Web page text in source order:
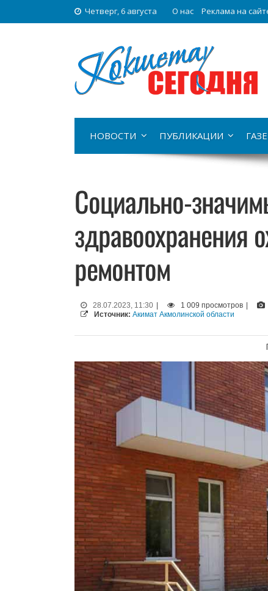
Четверг, 6 августа О нас Реклама на
НОВОСТИ ПУБЛИКАЦИИ
Социально-
здравоохранения
ремонтом
28.07.2023, 11:30 | 1 009 просмотров |
Источник: Акимат Акмолинской области